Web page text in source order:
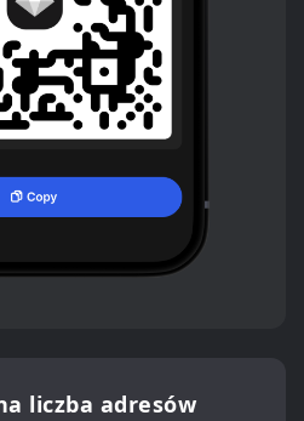
liczba adresów